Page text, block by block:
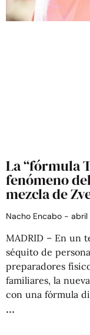
La “fórmula
fenómeno
mezcla de
Nacho Encabo abril
MADRID – En un
séquito de
preparadores
familiares, la
con una fórmula